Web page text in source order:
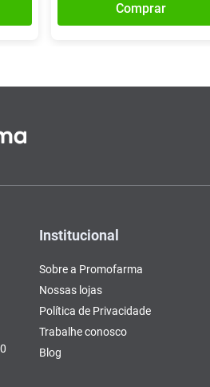
Comprar
Institucional
Sobre a Promofarma
Nossas lojas
Política de Privacidade
Trabalhe conosco
Blog